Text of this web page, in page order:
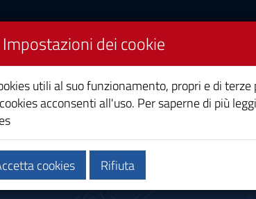
Impostazioni dei cookie
utili al suo funzionamento, propri e di terze
acconsenti all'uso. Per saperne di più leggi
cookies Rifiuta